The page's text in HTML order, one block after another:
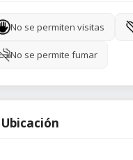
No se permiten visitas
No se permite fumar
Ubicación